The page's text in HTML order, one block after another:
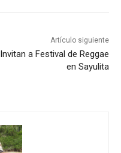
Artículo siguiente
Invitan a Festival de Reggae
en Sayulita